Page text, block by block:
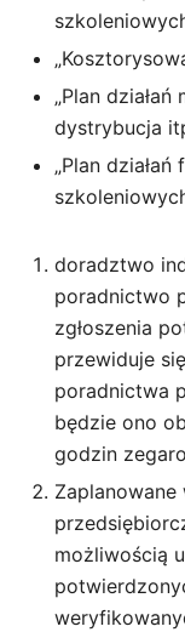
„Plan
dystrybucja
„Plan
doradztwo
poradnictwo
zgłoszenia
przewiduje
poradnictwa
będzie ono
godzin
Zaplanowane
możliwością